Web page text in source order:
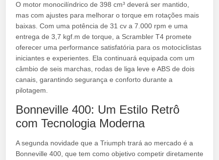
O motor monocilíndrico de 398 cm³ deverá ser mantido,
mas com ajustes para melhorar o torque em rotações mais
baixas. Com uma potência de 31 cv a 7.000 rpm e uma
entrega de 3,7 kgf.m de torque, a Scrambler T4 promete
oferecer uma performance satisfatória para os motociclistas
iniciantes e experientes. Ela continuará equipada com um
câmbio de seis marchas, rodas de liga leve e ABS de dois
canais, garantindo segurança e conforto durante a
pilotagem.
Bonneville 400: Um Estilo Retrô
com Tecnologia Moderna
A segunda novidade que a Triumph trará ao mercado é a
Bonneville 400, que tem como objetivo competir diretamente